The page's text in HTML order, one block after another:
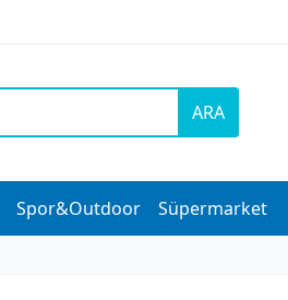
ARA
Spor&Outdoor Süpermarket